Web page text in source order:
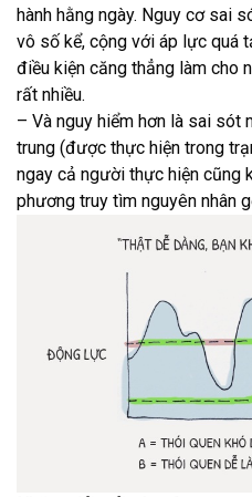
hành hằng ngày. Nguy cơ sai
vô số kể, cộng với áp lực quá
điều kiện căng thẳng làm cho
rất nhiều.
– Và nguy hiểm hơn là sai sót
trung (được thực hiện trong
ngay cả người thực hiện cũng
phương truy tìm nguyên nhân